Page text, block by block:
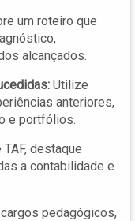
um roteiro que
alcançados.
Utilize
anteriores,
e portfólios.
destaque
a contabilidade e
pedagógicos,